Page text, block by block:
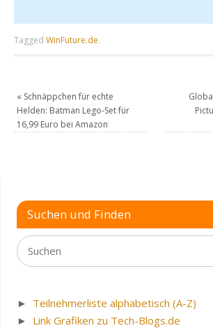
TaggedWinFuture.de.
« Schnäppchen für echte
Helden: Batman Lego-Set für
16,99 Euro bei Amazon
Suchen und Finden
► Teilnehmerliste alphabetisch (A-Z)
► Link Grafiken zu Tech-Blogs.de